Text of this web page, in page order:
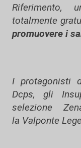
Riferimento,
totalmente
promuovere i
I protagonisti
Dcps, gli
selezione
la Valponte